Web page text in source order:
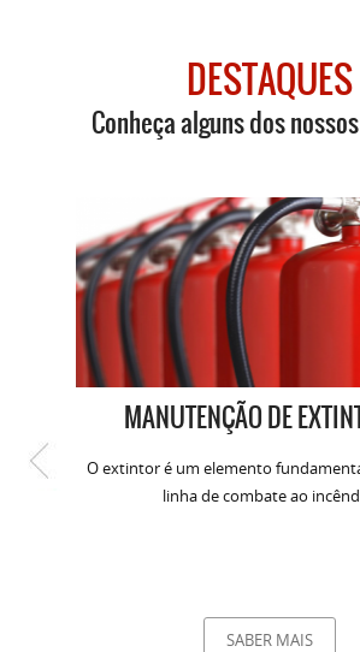
DESTAQUES
Conheça alguns dos
MANUTENÇÃO DE
O extintor é um elemento
linha de combate ao
SABER MAIS